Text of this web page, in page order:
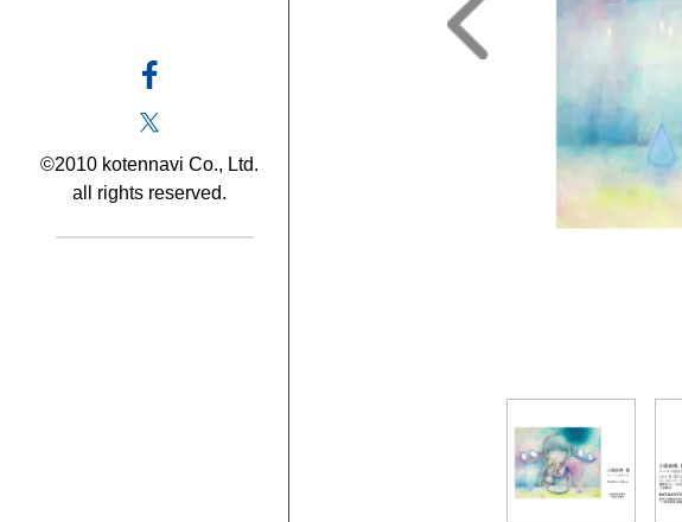
©2010 kotennavi Co., Ltd.
all rights reserved.